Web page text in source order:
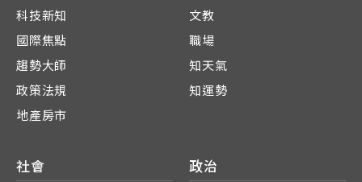
科技新知
國際焦點
趨勢大師
政策法規
地產房市
文教
職場
知天氣
知運勢
社會 政治